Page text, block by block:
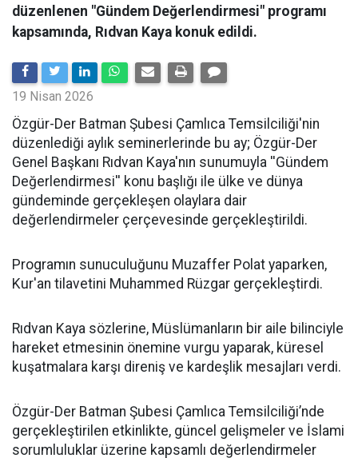
düzenlenen "Gündem Değerlendirmesi" programı
kapsamında, Rıdvan Kaya konuk edildi.
19 Nisan 2026
​Özgür-Der Batman Şubesi Çamlıca Temsilciliği'nin
düzenlediği aylık seminerlerinde bu ay; Özgür-Der
Genel Başkanı Rıdvan Kaya'nın sunumuyla ''Gündem
Değerlendirmesi'' konu başlığı ile ülke ve dünya
gündeminde gerçekleşen olaylara dair
değerlendirmeler çerçevesinde gerçekleştirildi.
Programın sunuculuğunu Muzaffer Polat yaparken,
Kur'an tilavetini Muhammed Rüzgar gerçekleştirdi.
Rıdvan Kaya sözlerine, Müslümanların bir aile bilinciyle
hareket etmesinin önemine vurgu yaparak, küresel
kuşatmalara karşı direniş ve kardeşlik mesajları verdi.
Özgür-Der Batman Şubesi Çamlıca Temsilciliği’nde
gerçekleştirilen etkinlikte, güncel gelişmeler ve İslami
sorumluluklar üzerine kapsamlı değerlendirmeler